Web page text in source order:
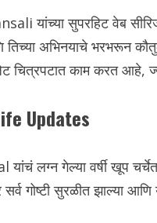
यांच्या सुपरहिट वेब
तिच्या अभिनयाचे भरभरून
चित्रपटात काम करत आहे,
Updates
लग्न गेल्या वर्षी खूप चर्चेत
गोष्टी सुरळीत झाल्या